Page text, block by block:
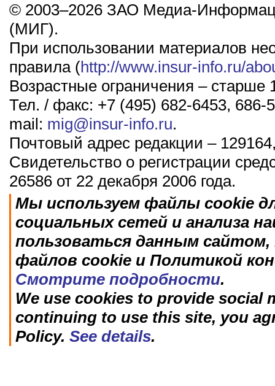
© 2003–2026 ЗАО Медиа-
(МИГ).
При использовании материалов
правила (http://www.insur-info.ru/
Возрастные ограничения – старше
Тел. / факс: +7 (495) 682-6453, 686-
mail: mig@insur-info.ru.
Почтовый адрес редакции –
Свидетельство о регистрации
26586 от 22 декабря 2006 года.
Мы используем файлы cookie
социальных сетей и анализа
пользоваться данным
файлов cookie и Политикой
Смотрите подробности.
We use cookies to provide social
continuing to use this site, you
Policy. See details.